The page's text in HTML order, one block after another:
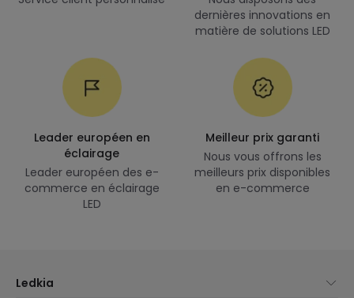
dernières innovations en
matière de solutions LED
Leader européen en
éclairage
Leader européen des e-
commerce en éclairage
LED
Meilleur prix garanti
Nous vous offrons les
meilleurs prix disponibles
en e-commerce
Ledkia